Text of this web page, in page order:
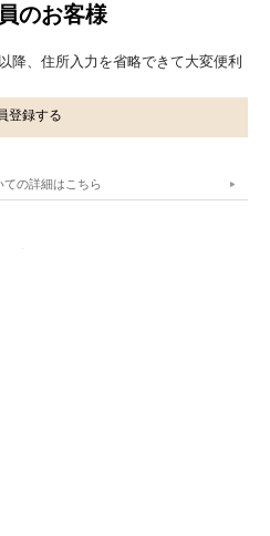
のお客様
降、住所入力を省略できて大変便利
登録する
ての詳細はこちら